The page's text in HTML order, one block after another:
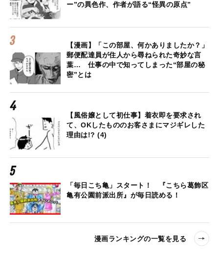
ー”の異色作、作者が語る“怪異の原点”
【漫画】「この部屋、何かありましたか？」
郵便配達員が住人から尋ねられた奇妙な言
葉… 仕事の中で知ってしまった“部屋の秘
密”とは
【風俗嬢として初仕事】着衣即を要求され
て、OKしたもののお客さまにマジギレした
理由は!? (4)
「毎日こち亀」スタート！ 『こちら葛飾区
亀有公園前派出所』が毎日読める！
漫画ランキングの一覧を見る